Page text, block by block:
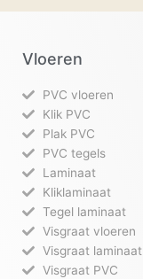
Vloeren
PVC vloeren
Klik PVC
Plak PVC
PVC tegels
Laminaat
Kliklaminaat
Tegel laminaat
Visgraat vloeren
Visgraat laminaat
Visgraat PVC